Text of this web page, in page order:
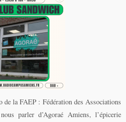
la FAEP : Fédération des Associations
parler d’Agoraé Amiens, l’épicerie